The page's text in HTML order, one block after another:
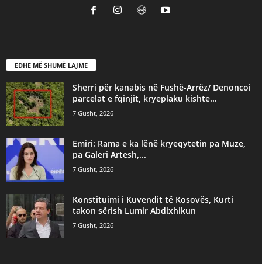
EDHE MË SHUMË LAJME
Sherri për kanabis në Fushë-Arrëz/ Denoncoi
parcelat e fqinjit, kryeplaku kishte...
7 Gusht, 2026
Emiri: Rama e ka lënë kryeqytetin pa Muze,
pa Galeri Artesh,...
7 Gusht, 2026
Konstituimi i Kuvendit të Kosovës, Kurti
takon sërish Lumir Abdixhikun
7 Gusht, 2026